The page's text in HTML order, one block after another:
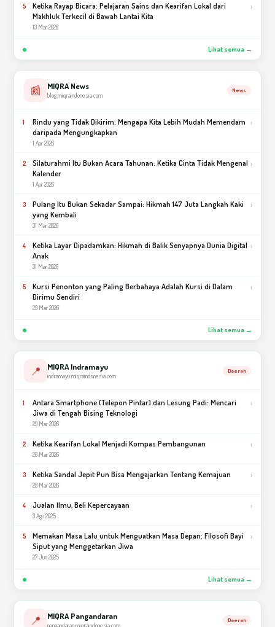
5
Ketika Rayap Bicara: Pelajaran Sains dan Kearifan Lokal dari
Makhluk Terkecil di Bawah Lantai Kita
13 Mar 2026
›
Lihat semua →
📰 MIQRA News
blog.miqraindonesia.com
News
1
Rindu yang Tidak Dikirim: Mengapa Kita Lebih Mudah Memendam
daripada Mengungkapkan
1 Apr 2026
›
2
Silaturahmi Itu Bukan Acara Tahunan: Ketika Cinta Tidak Mengenal
Kalender
1 Apr 2026
›
3
Pulang Itu Bukan Sekadar Sampai: Hikmah 147 Juta Langkah Kaki
yang Kembali
31 Mar 2026
›
4
Ketika Layar Dipadamkan: Hikmah di Balik Senyapnya Dunia Digital
Anak
31 Mar 2026
›
5
Kursi Penonton yang Paling Berbahaya Adalah Kursi di Dalam
Dirimu Sendiri
29 Mar 2026
›
Lihat semua →
📍 MIQRA Indramayu
indramayu.miqraindonesia.com
Daerah
1
Antara Smartphone (Telepon Pintar) dan Lesung Padi: Mencari
Jiwa di Tengah Bising Teknologi
29 Mar 2026
›
2 Ketika Kearifan Lokal Menjadi Kompas Pembangunan
28 Mar 2026
›
3 Ketika Sandal Jepit Pun Bisa Mengajarkan Tentang Kemajuan
28 Mar 2026
›
4 Jualan Ilmu, Beli Kepercayaan
3 Agu 2025
›
5
Memakan Masa Lalu untuk Menguatkan Masa Depan: Filosofi Bayi
Siput yang Menggetarkan Jiwa
27 Jun 2025
›
Lihat semua →
📍 MIQRA Pangandaran
pangandaran.miqraindonesia.com
Daerah